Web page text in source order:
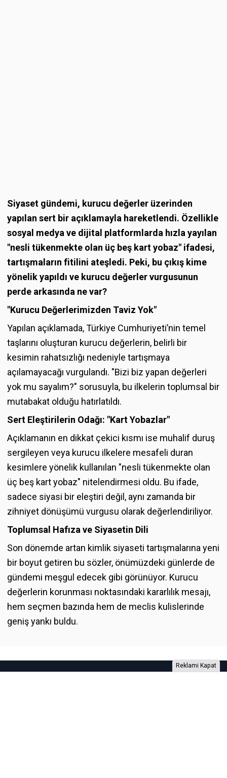
Siyaset gündemi, kurucu değerler üzerinden
yapılan sert bir açıklamayla hareketlendi. Özellikle
sosyal medya ve dijital platformlarda hızla yayılan
"nesli tükenmekte olan üç beş kart yobaz" ifadesi,
tartışmaların fitilini ateşledi. Peki, bu çıkış kime
yönelik yapıldı ve kurucu değerler vurgusunun
perde arkasında ne var?
"Kurucu Değerlerimizden Taviz Yok"
Yapılan açıklamada, Türkiye Cumhuriyeti’nin temel
taşlarını oluşturan kurucu değerlerin, belirli bir
kesimin rahatsızlığı nedeniyle tartışmaya
açılamayacağı vurgulandı. "Bizi biz yapan değerleri
yok mu sayalım?" sorusuyla, bu ilkelerin toplumsal bir
mutabakat olduğu hatırlatıldı.
Sert Eleştirilerin Odağı: "Kart Yobazlar"
Açıklamanın en dikkat çekici kısmı ise muhalif duruş
sergileyen veya kurucu ilkelere mesafeli duran
kesimlere yönelik kullanılan "nesli tükenmekte olan
üç beş kart yobaz" nitelendirmesi oldu. Bu ifade,
sadece siyasi bir eleştiri değil, aynı zamanda bir
zihniyet dönüşümü vurgusu olarak değerlendiriliyor.
Toplumsal Hafıza ve Siyasetin Dili
Son dönemde artan kimlik siyaseti tartışmalarına yeni
bir boyut getiren bu sözler, önümüzdeki günlerde de
gündemi meşgul edecek gibi görünüyor. Kurucu
değerlerin korunması noktasındaki kararlılık mesajı,
hem seçmen bazında hem de meclis kulislerinde
geniş yankı buldu.
Reklami Kapat